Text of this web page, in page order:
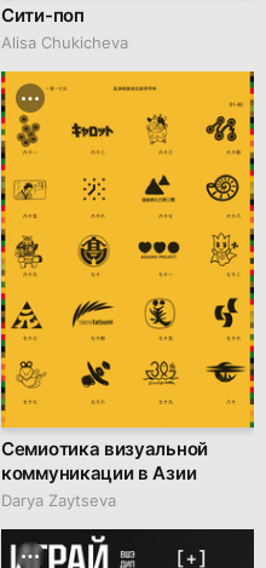
Сити-поп
Alisa Chukicheva
Семиотика визуальной
коммуникации в Азии
Darya Zaytseva